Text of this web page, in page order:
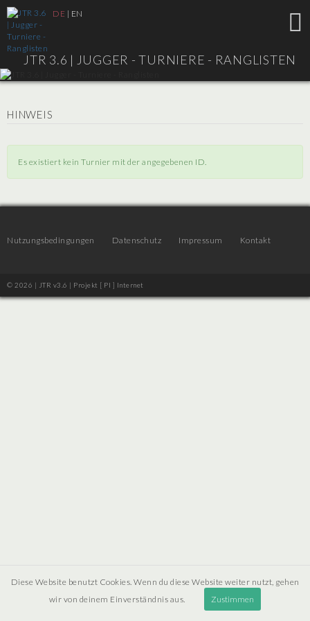
DE | EN
JTR 3.6 | JUGGER - TURNIERE - RANGLISTEN
HINWEIS
Es existiert kein Turnier mit der angegebenen ID.
Nutzungsbedingungen Datenschutz Impressum Kontakt
© 2026 | JTR v3.6 | Projekt [ PI ] Internet
Diese Website benutzt Cookies. Wenn du diese Website weiter nutzt, gehen
wir von deinem Einverständnis aus.
Zustimmen